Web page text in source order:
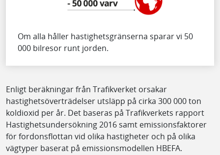
Om alla håller hastighetsgränserna sparar vi 50
000 bilresor runt jorden.
Enligt beräkningar från Trafikverket orsakar
hastighetsöverträdelser utsläpp på cirka 300 000 ton
koldioxid per år. Det baseras på Trafikverkets rapport
Hastighetsundersökning 2016 samt emissionsfaktorer
för fordonsflottan vid olika hastigheter och på olika
vägtyper baserat på emissionsmodellen HBEFA.